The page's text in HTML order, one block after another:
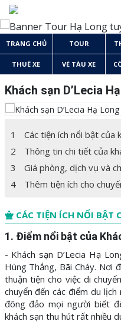
TRANG CHỦ TOUR
THUÊ XE VÉ TÀU XE
Khách sạn D’Lecia
1
Các tiện ích nổi bật của
2
Thông tin chi tiết của
3
Giá phòng, dịch vụ và
4
Thêm tiện ích cho
CÁC TIỆN ÍCH NỔI BẬT
1. Điểm nổi bật của
- Khách sạn D’Lecia Hạ
Hùng Thắng, Bãi Cháy. Nơi
thuận tiện cho việc di
chuyển đến các điểm du
đông đảo mọi người biết
khách sạn thu hút rất nhiều